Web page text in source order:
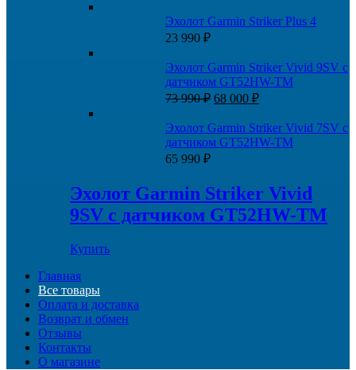
Эхолот Garmin Striker Plus 4
23 990 ₽
Эхолот Garmin Striker Vivid 9SV с
датчиком GT52HW-TM
73 990₽ Первоначальная
составляла
73
68 000 ₽Текущая
68
000 ₽.
Эхолот Garmin Striker Vivid 7SV с
датчиком GT52HW-TM
65 990 ₽
Эхолот Garmin Striker Vivid
9SV с датчиком GT52HW-TM
Купить
Главная
Все товары
Оплата и доставка
Возврат и обмен
Отзывы
Контакты
О магазине